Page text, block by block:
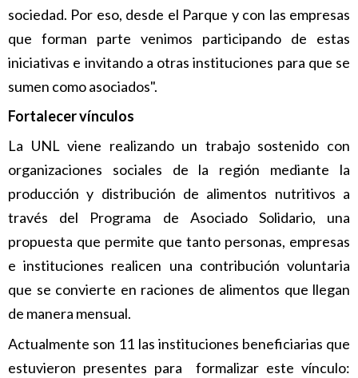
sociedad. Por eso, desde el Parque y con las empresas
que forman parte venimos participando de estas
iniciativas e invitando a otras instituciones para que se
sumen como asociados".
Fortalecer vínculos
La UNL viene realizando un trabajo sostenido con
organizaciones sociales de la región mediante la
producción y distribución de alimentos nutritivos a
través del Programa de Asociado Solidario, una
propuesta que permite que tanto personas, empresas
e instituciones realicen una contribución voluntaria
que se convierte en raciones de alimentos que llegan
de manera mensual.
Actualmente son 11 las instituciones beneficiarias que
estuvieron presentes para formalizar este vínculo: